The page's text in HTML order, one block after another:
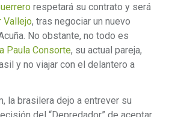
respetará su contrato y será
Vallejo, tras negociar un nuevo
No obstante, no todo es
Paula Consorte, su actual pareja,
y no viajar con el delantero a
la brasilera dejo a entrever su
del “Depredador” de aceptar